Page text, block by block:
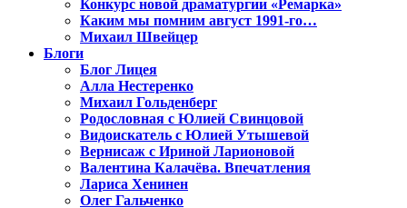
Конкурс новой драматургии «Ремарка»
Каким мы помним август 1991-го…
Михаил Швейцер
Блоги
Блог Лицея
Алла Нестеренко
Михаил Гольденберг
Родословная с Юлией Свинцовой
Видоискатель с Юлией Утышевой
Вернисаж с Ириной Ларионовой
Валентина Калачёва. Впечатления
Лариса Хенинен
Олег Гальченко